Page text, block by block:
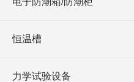
恒温槽
力学试验设备